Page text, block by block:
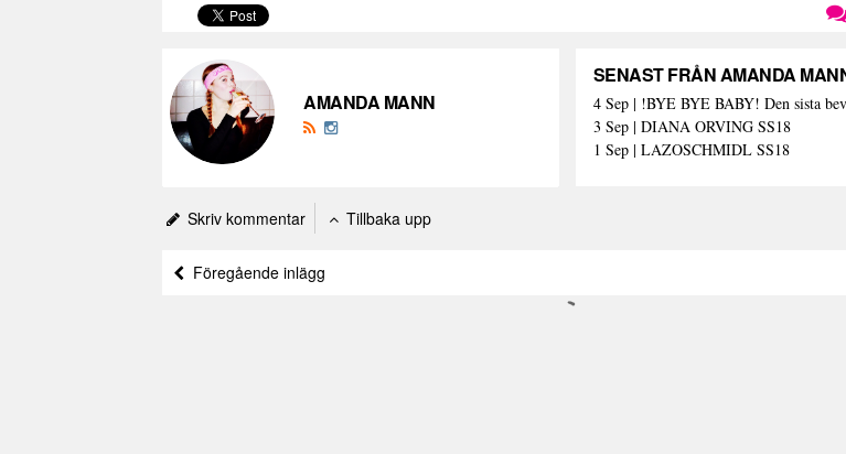
AMANDA MANN
SENAST FRÅN AMANDA
3 Sep | DIANA ORVING SS18
1 Sep | LAZOSCHMIDL SS18
Skriv kommentar Tillbaka upp
Föregående inlägg